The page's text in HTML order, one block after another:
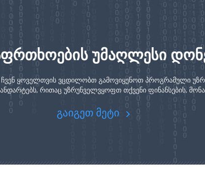
უმაღლესი
ყოველთვის ვცდილობთ გამოვიყენოთ პროგრამული
რითაც უზრუნველვყოფთ თქვენი ფინანსების,
გაიგეთ მეტი